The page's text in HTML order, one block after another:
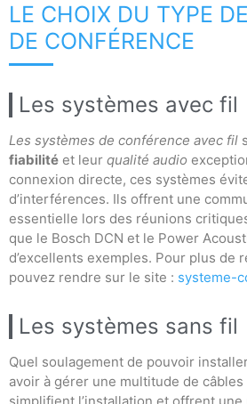
LE CHOIX DU TYPE
DE CONFÉRENCE
Les systèmes avec fil
Les systèmes de conférence avec fil
fiabilité et leur qualité audio
connexion directe, ces systèmes
d’interférences. Ils offrent une
essentielle lors des réunions
que le Bosch DCN et le Power
d’excellents exemples. Pour plus de
pouvez rendre sur le site : systeme-
Les systèmes sans fil
Quel soulagement de pouvoir
avoir à gérer une multitude de câbles